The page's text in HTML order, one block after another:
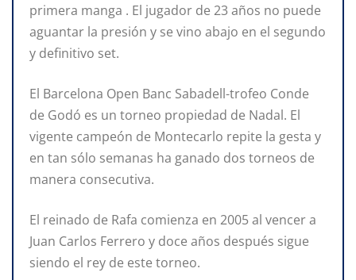
primera manga . El jugador de 23 años no puede
aguantar la presión y se vino abajo en el segundo
y definitivo set.
El Barcelona Open Banc Sabadell-trofeo Conde
de Godó es un torneo propiedad de Nadal. El
vigente campeón de Montecarlo repite la gesta y
en tan sólo semanas ha ganado dos torneos de
manera consecutiva.
El reinado de Rafa comienza en 2005 al vencer a
Juan Carlos Ferrero y doce años después sigue
siendo el rey de este torneo.